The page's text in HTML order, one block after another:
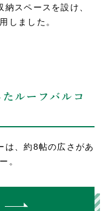
スペースを設け、
しました。
ルーフバルコ
は、約8帖の広さがあ
。